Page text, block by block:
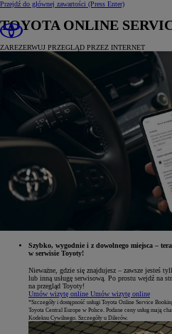
Przejdź do głównej zawartości (Press Enter)
TOYOTA ONLINE
ZAREZERWUJ PRZEGLĄD PRZEZ INTERNET
Szybko, wygodnie i z dowolnego miejsca –
w serwisie Toyoty!
Nieważne, gdzie się znajdujesz – zawsze jesteś
lub inną usługę serwisową. Po prostu wejdź na
na przegląd Toyoty!
Umów wizytę online Umów wizytę online
*Szczegóły i dostępność usługi Toyota Online Service
Toyota Central Europe w Polsce. Podane ceny usług mają
Kodeksu Cywilnego. Szczegóły u Dilerów.